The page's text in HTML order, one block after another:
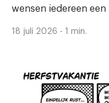
wensen iedereen
18 juli 2026 - 1 min.